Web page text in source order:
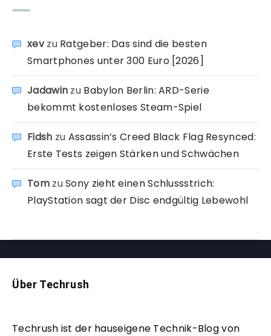
xevzu Ratgeber: Das sind die besten
Smartphones unter 300 Euro [2026]
Jadawin zu Babylon Berlin: ARD-Serie
bekommt kostenloses Steam-Spiel
Fidsh zu Assassin’s Creed Black Flag Resynced:
Erste Tests zeigen Stärken und Schwächen
TomzuSony zieht einen Schlussstrich:
PlayStation sagt der Disc endgültig Lebewohl
Über Techrush
Techrush ist der hauseigene Technik-Blog von